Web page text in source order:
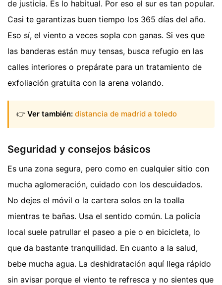
de justicia. Es lo habitual. Por eso el sur es tan popular.
Casi te garantizas buen tiempo los 365 días del año.
Eso sí, el viento a veces sopla con ganas. Si ves que
las banderas están muy tensas, busca refugio en las
calles interiores o prepárate para un tratamiento de
exfoliación gratuita con la arena volando.
👉 Ver también: distancia de madrid a toledo
Seguridad y consejos básicos
Es una zona segura, pero como en cualquier sitio con
mucha aglomeración, cuidado con los descuidados.
No dejes el móvil o la cartera solos en la toalla
mientras te bañas. Usa el sentido común. La policía
local suele patrullar el paseo a pie o en bicicleta, lo
que da bastante tranquilidad. En cuanto a la salud,
bebe mucha agua. La deshidratación aquí llega rápido
sin avisar porque el viento te refresca y no sientes que